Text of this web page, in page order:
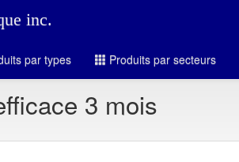
inc.
par types Produits par secteurs
3 mois